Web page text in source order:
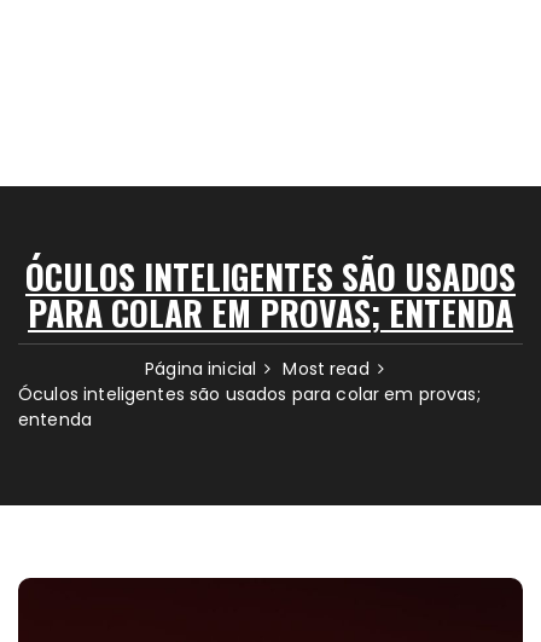
ÓCULOS INTELIGENTES SÃO USADOS
PARA COLAR EM PROVAS; ENTENDA
Página inicial
Most read
Óculos inteligentes são usados para colar em provas;
entenda